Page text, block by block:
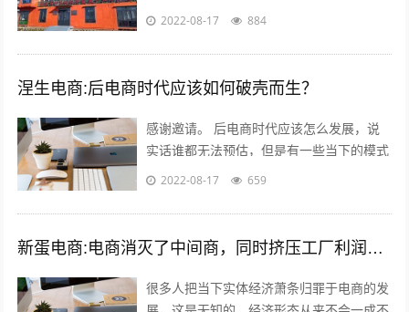
品，根据产品的特点，进行品牌建设，营
和...
2022-08-17 884
涅生电商:后电商时代应该如何破壳而生？
感谢邀请。 后电商时代应该怎么发展，说
实话谁都无法预估，但是有一些当下的模式
可以借鉴，毕竟未来新的发展核心思维是没
2022-08-17 659
新蛋电商:电商消灭了中间商，同时挤压工厂利润，廉价的商品带来的是大量的失业和低收入人口，怎么办？
很多人把当下实体经济萧条归罪于电商的发